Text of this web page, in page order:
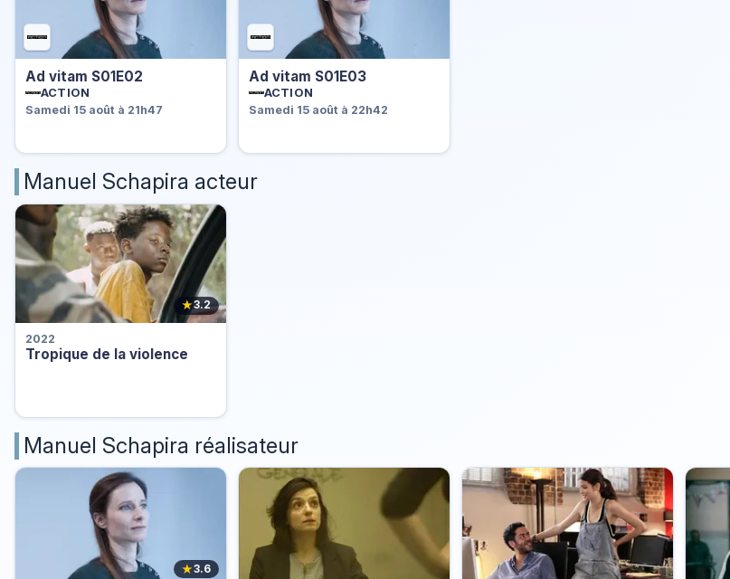
Ad vitam S01E02
ACTION
Samedi 15 août à 21h47
Ad vitam S01E03
ACTION
Samedi 15 août à 22h42
Manuel Schapira acteur
★3.2
2022
Tropique de la violence
Manuel Schapira réalisateur
★3.6